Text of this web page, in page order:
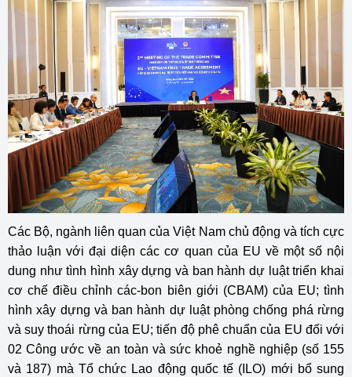
Các Bộ, ngành liên quan của Việt Nam chủ động và tích cực
thảo luận với đại diện các cơ quan của EU về một số nội
dung như tình hình xây dựng và ban hành dự luật triển khai
cơ chế điều chỉnh các-bon biên giới (CBAM) của EU; tình
hình xây dựng và ban hành dự luật phòng chống phá rừng
và suy thoái rừng của EU; tiến độ phê chuẩn của EU đối với
02 Công ước về an toàn và sức khoẻ nghề nghiệp (số 155
và 187) mà Tổ chức Lao động quốc tế (ILO) mới bổ sung